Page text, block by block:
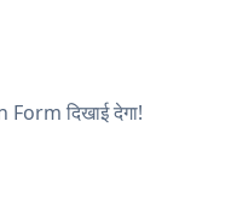
दिखाई देगा!